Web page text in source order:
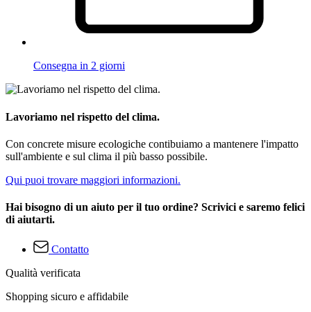
Consegna in 2 giorni
Lavoriamo nel rispetto del clima.
Con concrete misure ecologiche contibuiamo a mantenere l'impatto
sull'ambiente e sul clima il più basso possibile.
Qui puoi trovare maggiori informazioni.
Hai bisogno di un aiuto per il tuo ordine? Scrivici e saremo felici
di aiutarti.
Contatto
Qualità verificata
Shopping sicuro e affidabile